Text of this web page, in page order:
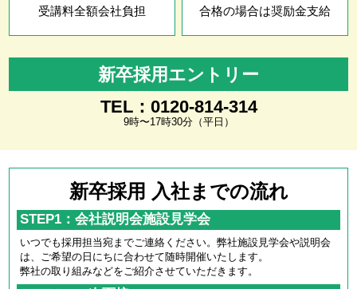
受講料全額会社負担 合格の場合は奨励金支給
新卒採用エントリー
TEL：0120-814-314
9時〜17時30分（平日）
新卒採用 入社までの流れ
STEP1：会社説明会施設見学会
いつでも採用担当宛までご連絡ください。弊社施設見学会や説明会
は、ご希望の日にちに合わせて随時開催いたします。
弊社の取り組みなどをご紹介させていただきます。